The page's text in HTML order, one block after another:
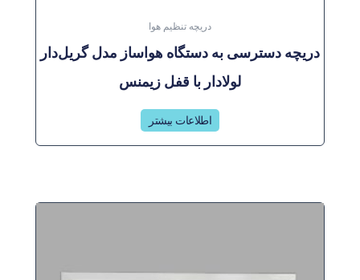
دریچه تنظیم هوا
دریچه دسترسی به دستگاه هواساز مدل گریل‌دار
لولادار با قفل زیمنس
اطلاعات بیشتر